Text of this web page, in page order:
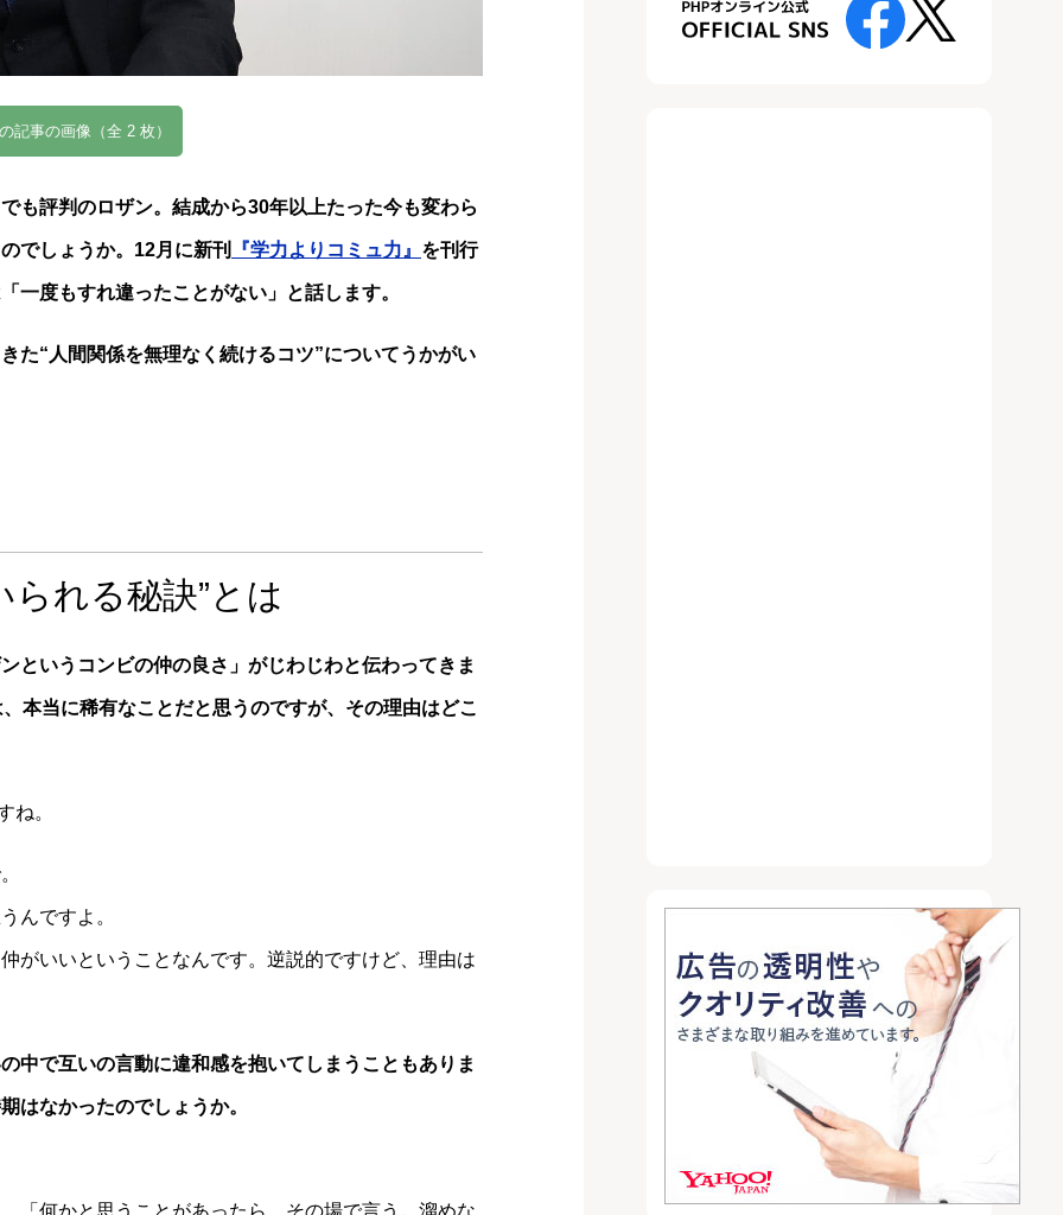
記事の画像（全 2 枚）
も評判のロザン。結成から30年以上たった今も変わら
でしょうか。12月に新刊 『学力よりコミュ力』 を刊行
一度もすれ違ったことがない」と話します。
た“人間関係を無理なく続けるコツ”についてうかがい
れる秘訣”とは
いうコンビの仲の良さ」がじわじわと伝わってきま
本当に稀有なことだと思うのですが、その理由はどこ
ね。
んですよ。
がいいということなんです。逆説的ですけど、理由は
で互いの言動に違和感を抱いてしまうこともありま
はなかったのでしょうか。